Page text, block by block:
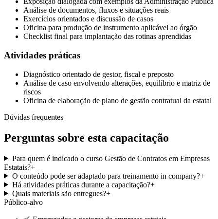
Análise de documentos, fluxos e situações reais
Exercícios orientados e discussão de casos
Oficina para produção de instrumento aplicável ao órgão
Checklist final para implantação das rotinas aprendidas
Atividades práticas
Diagnóstico orientado de gestor, fiscal e preposto
Análise de caso envolvendo alterações, equilíbrio e matriz de
riscos
Oficina de elaboração de plano de gestão contratual da estatal
Dúvidas frequentes
Perguntas sobre esta capacitação
Para quem é indicado o curso Gestão de Contratos em Empresas
Estatais?+
O conteúdo pode ser adaptado para treinamento in company?+
Há atividades práticas durante a capacitação?+
Quais materiais são entregues?+
Público-alvo